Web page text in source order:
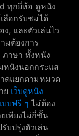
ทุกยี่ห้อ ดูหนัง
ลือกรับชมได้
, และตัวเล่นไว
มต้องการ
ภาษา ทั้งหนัง
หนังนอกกระแส
ดแยกตามหมวด
ย เว็บดูหนัง
บฟรี ๆ ไม่ต้อง
เพียงไม่กี่ขั้น
บปรุ่งตัวเล่น